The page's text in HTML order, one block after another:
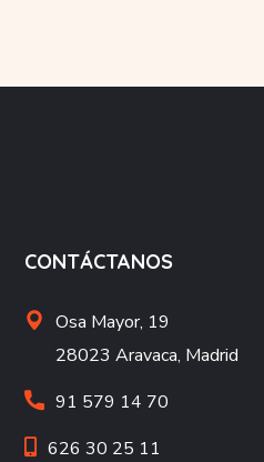
CONTÁCTANOS
Osa Mayor, 19
28023 Aravaca, Madrid
91 579 14 70
626 30 25 11